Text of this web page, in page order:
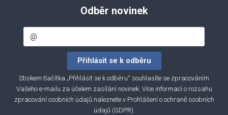
Odběr novinek
Stiskem tlačítka „Přihlásit se k odběru“ souhlasíte se zpracováním
Vašeho e-mailu za účelem zasílání novinek. Více informací o rozsahu
zpracování osobních údajů naleznete v Prohlášení o ochraně osobních
údajů (GDPR).